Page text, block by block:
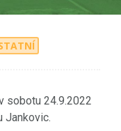
sobotu 24.9.2022
Jankovic.